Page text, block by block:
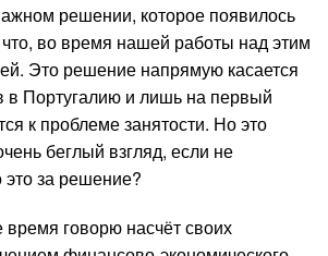
решении, которое появилось
что, во время нашей работы над этим
Это решение напрямую касается
в Португалию и лишь на первый
к проблеме занятости. Но это
беглый взгляд, если не
за решение?
время говорю насчёт своих